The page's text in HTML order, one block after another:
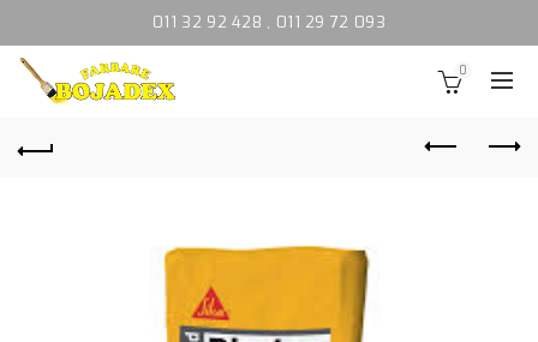
011 32 92 428 , 011 29 72 093
0